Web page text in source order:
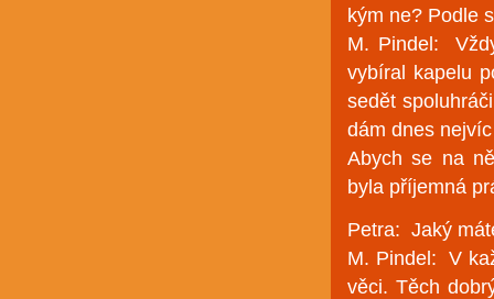
kým ne? Podle
M. Pindel:
vybíral kapelu
sedět
dám dnes
Abych se na
byla příjemná
Petra: Jaký
M. Pindel: V
věci. Těch